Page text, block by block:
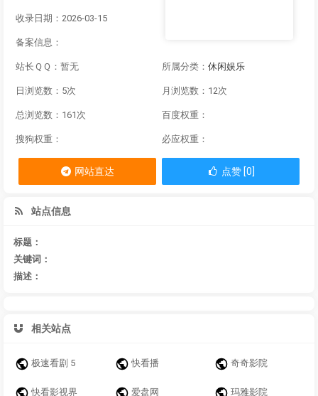
收录日期：2026-03-15
备案信息：
站长ＱＱ：暂无 所属分类： 休闲娱乐
日浏览数：5次 月浏览数：12次
总浏览数：161次 百度权重：
搜狗权重： 必应权重：
网站直达 点赞 [0]
站点信息
标题：
关键词：
描述：
相关站点
极速看剧 5 快看播 奇奇影院
快看影视界 爱盘网 玛雅影院